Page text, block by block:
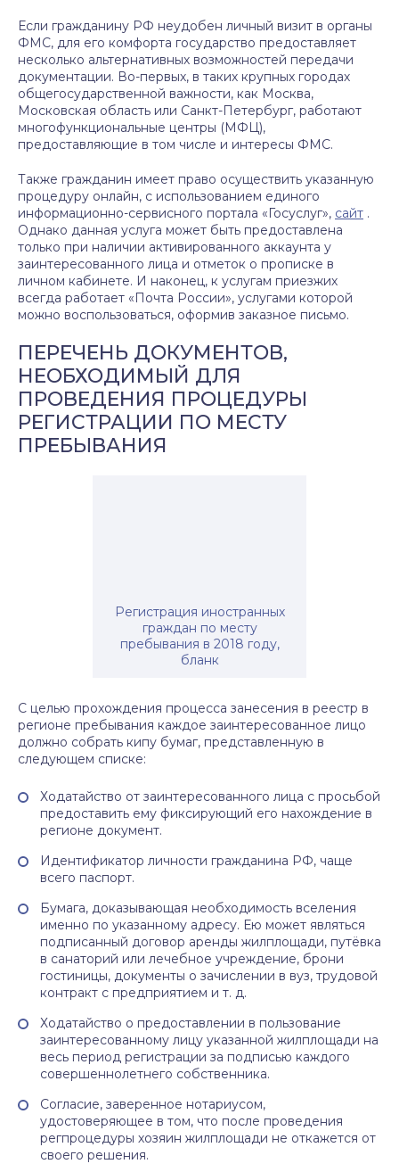
Если гражданину РФ неудобен личный визит в органы
ФМС, для его комфорта государство предоставляет
несколько альтернативных возможностей передачи
документации. Во-первых, в таких крупных городах
общегосударственной важности, как Москва,
Московская область или Санкт-Петербург, работают
многофункциональные центры (МФЦ),
предоставляющие в том числе и интересы ФМС.
Также гражданин имеет право осуществить указанную
процедуру онлайн, с использованием единого
информационно-сервисного портала «Госуслуг», сайт .
Однако данная услуга может быть предоставлена
только при наличии активированного аккаунта у
заинтересованного лица и отметок о прописке в
личном кабинете. И наконец, к услугам приезжих
всегда работает «Почта России», услугами которой
можно воспользоваться, оформив заказное письмо.
ПЕРЕЧЕНЬ ДОКУМЕНТОВ,
НЕОБХОДИМЫЙ ДЛЯ
ПРОВЕДЕНИЯ ПРОЦЕДУРЫ
РЕГИСТРАЦИИ ПО МЕСТУ
ПРЕБЫВАНИЯ
Регистрация иностранных
граждан по месту
пребывания в 2018 году,
бланк
С целью прохождения процесса занесения в реестр в
регионе пребывания каждое заинтересованное лицо
должно собрать кипу бумаг, представленную в
следующем списке:
Ходатайство от заинтересованного лица с просьбой
предоставить ему фиксирующий его нахождение в
регионе документ.
Идентификатор личности гражданина РФ, чаще
всего паспорт.
Бумага, доказывающая необходимость вселения
именно по указанному адресу. Ею может являться
подписанный договор аренды жилплощади, путёвка
в санаторий или лечебное учреждение, брони
гостиницы, документы о зачислении в вуз, трудовой
контракт с предприятием и т. д.
Ходатайство о предоставлении в пользование
заинтересованному лицу указанной жилплощади на
весь период регистрации за подписью каждого
совершеннолетнего собственника.
Согласие, заверенное нотариусом,
удостоверяющее в том, что после проведения
регпроцедуры хозяин жилплощади не откажется от
своего решения.